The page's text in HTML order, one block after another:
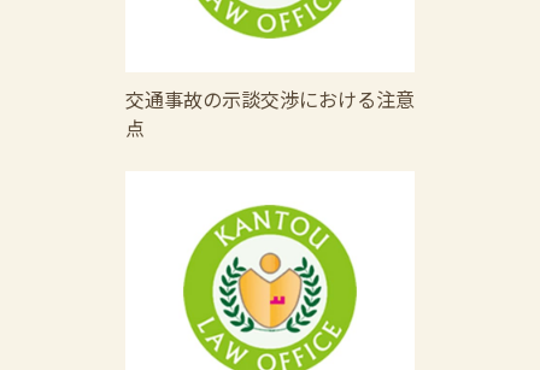
交通事故の示談交渉における注意
点